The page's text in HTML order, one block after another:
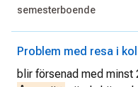
semesterboende
Problem med resa i
blir försenad med minst